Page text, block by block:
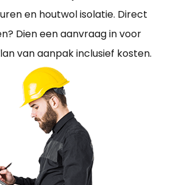
en houtwol isolatie. Direct
Dien een aanvraag in voor
van aanpak inclusief kosten.